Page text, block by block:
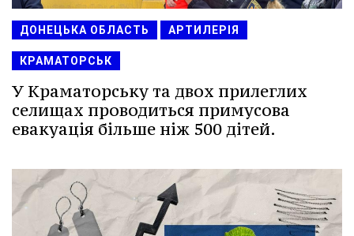
ДОНЕЦЬКА ОБЛАСТЬ АРТИЛЕРІЯ
КРАМАТОРСЬК
У Краматорську та двох прилеглих
селищах проводиться примусова
евакуація більше ніж 500 дітей.